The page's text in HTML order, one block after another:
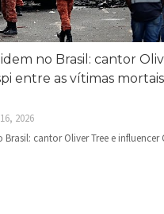
no Brasil: cantor
entre as vítimas mortais
2026
cantor Oliver Tree e influencer